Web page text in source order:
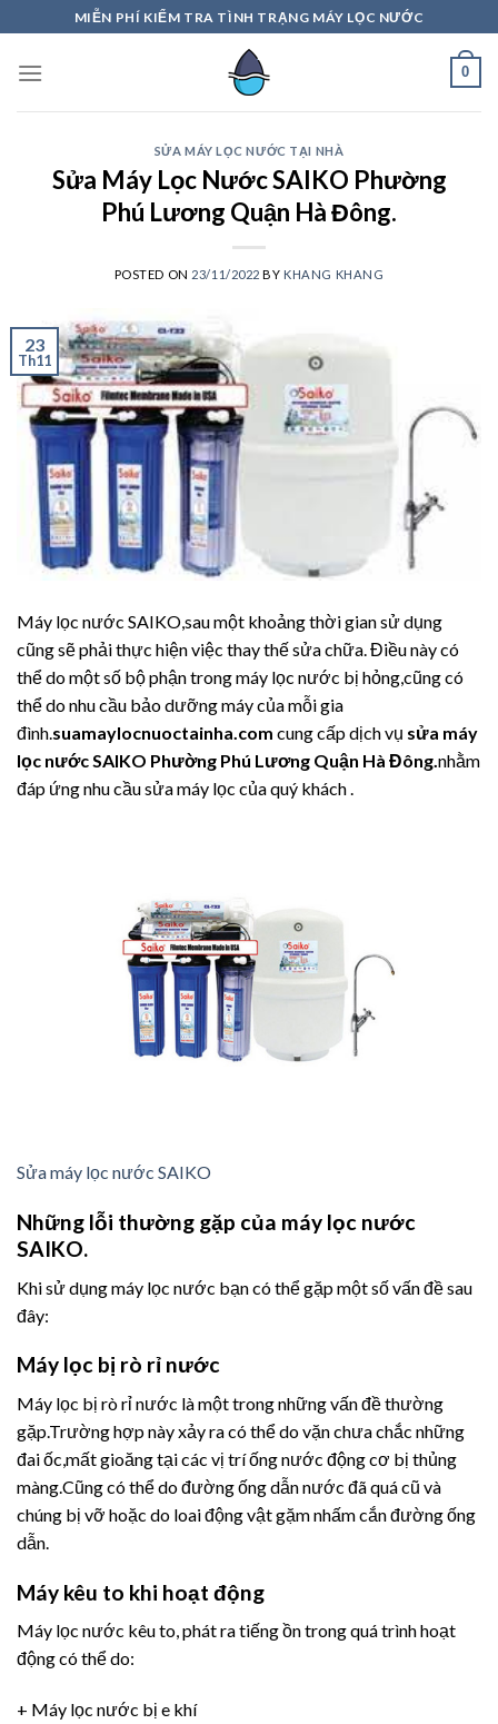
to
content
MIỄN PHÍ KIỂM TRA TÌNH TRẠNG MÁY LỌC NƯỚC
0
SỬA MÁY LỌC NƯỚC TẠI NHÀ
Sửa Máy Lọc Nước SAIKO Phường
Phú Lương Quận Hà Đông.
POSTED ON 23/11/2022 BY KHANG KHANG
23
Th11
Máy lọc nước SAIKO,sau một khoảng thời gian sử dụng
cũng sẽ phải thực hiện việc thay thế sửa chữa. Điều này có
thể do một số bộ phận trong máy lọc nước bị hỏng,cũng có
thể do nhu cầu bảo dưỡng máy của mỗi gia
đình.suamaylocnuoctainha.com cung cấp dịch vụ sửa máy
lọc nước SAIKO Phường Phú Lương Quận Hà Đông.nhằm
đáp ứng nhu cầu sửa máy lọc của quý khách .
Sửa máy lọc nước SAIKO
Những lỗi thường gặp của máy lọc nước
SAIKO.
Khi sử dụng máy lọc nước bạn có thể gặp một số vấn đề sau
đây:
Máy lọc bị rò rỉ nước
Máy lọc bị rò rỉ nước là một trong những vấn đề thường
gặp.Trường hợp này xảy ra có thể do vặn chưa chắc những
đai ốc,mất gioăng tại các vị trí ống nước động cơ bị thủng
màng.Cũng có thể do đường ống dẫn nước đã quá cũ và
chúng bị vỡ hoặc do loai động vật gặm nhấm cắn đường ống
dẫn.
Máy kêu to khi hoạt động
Máy lọc nước kêu to, phát ra tiếng ồn trong quá trình hoạt
động có thể do:
+ Máy lọc nước bị e khí